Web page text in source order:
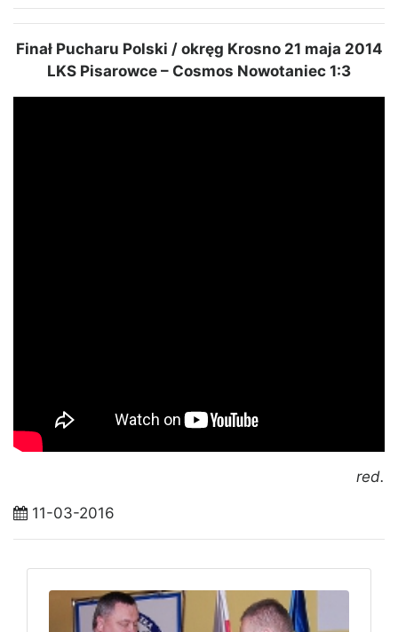
Finał Pucharu Polski / okręg Krosno 21 maja 2014
LKS Pisarowce – Cosmos Nowotaniec 1:3
red.
11-03-2016